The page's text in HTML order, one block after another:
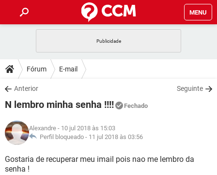
MENU
CELULAR
OUTLOOK
INSTAGRAM GMAIL
GUIA DE COMPRAS
DICAS
JOGOS
INSTAGRAM
GUIA DE COMPRAS
DOWNLOADS
JOGOS WHATSAPP
CELULAR
OUTLOOK EXCEL
INSTAGRAM GMAIL
GUIA DE COMPRAS
JOGOS
CELULAR
OUTLOOK EXCEL
GLOSSÁRIO
WHATSAPP
CELULAR
Fórum E-mail
Anterior Seguinte
N lembro minha senha !!!! Fechado
Alexandre - 10 jul 2018 às 15:03
Perfil bloqueado - 11 jul 2018 às 03:56
Gostaria de recuperar meu imail pois nao me lembro da
senha !